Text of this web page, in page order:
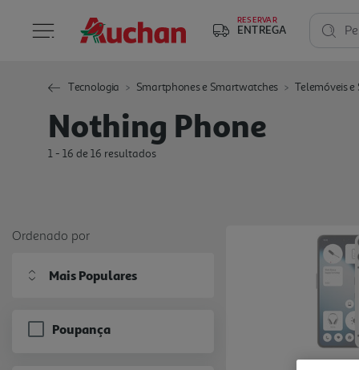
RESERVAR
ENTREGA
Tecnologia Smartphones e Smartwatches Telemóveis
Nothing Phone
1 - 16 de 16 resultados
Ordenado por
Mais Populares
Poupança